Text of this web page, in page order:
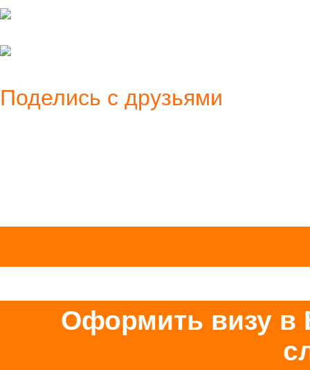
Поделись с друзьями
Оформить визу в